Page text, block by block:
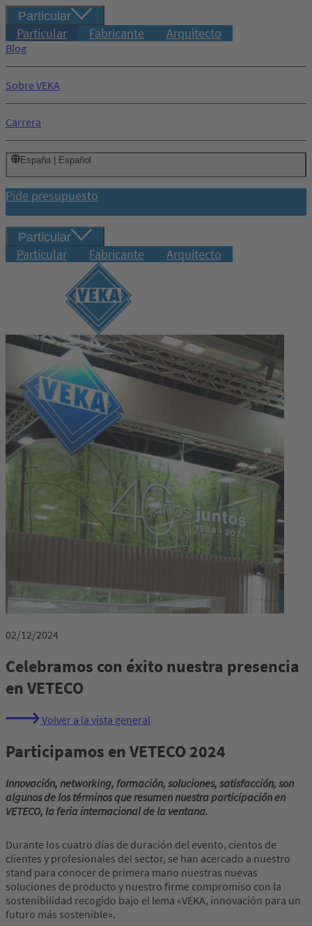
Particular
Particular Fabricante Arquitecto
Blog
Sobre VEKA
Carrera
España | Español
Pide presupuesto
Particular
Particular Fabricante Arquitecto
02/12/2024
Celebramos con éxito nuestra presencia
en VETECO
Volver a la vista general
Participamos en VETECO 2024
Innovación, networking, formación, soluciones, satisfacción, son
algunos de los términos que resumen nuestra participación en
VETECO, la feria internacional de la ventana.
Durante los cuatro días de duración del evento, cientos de
clientes y profesionales del sector, se han acercado a nuestro
stand para conocer de primera mano nuestras nuevas
soluciones de producto y nuestro firme compromiso con la
sostenibilidad recogido bajo el lema «VEKA, innovación para un
futuro más sostenible».